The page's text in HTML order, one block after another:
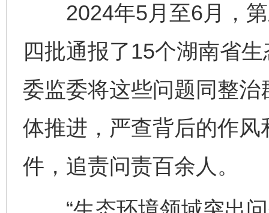
2024年5月至6月，第
四批通报了15个湖南省
委监委将这些问题同整
体推进，严查背后的作
件，追责问责百余人。